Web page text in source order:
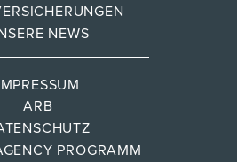
NEWS
ARB
PROGRAMM